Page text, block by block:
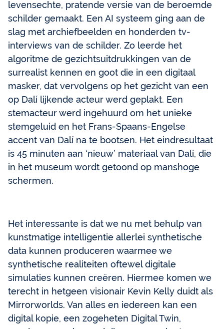
levensechte, pratende versie van de beroemde
schilder gemaakt. Een AI systeem ging aan de
slag met archiefbeelden en honderden tv-
interviews van de schilder. Zo leerde het
algoritme de gezichtsuitdrukkingen van de
surrealist kennen en goot die in een digitaal
masker, dat vervolgens op het gezicht van een
op Dalí lijkende acteur werd geplakt. Een
stemacteur werd ingehuurd om het unieke
stemgeluid en het Frans-Spaans-Engelse
accent van Dalí na te bootsen. Het eindresultaat
is 45 minuten aan ‘nieuw’ materiaal van Dalí, die
in het museum wordt getoond op manshoge
schermen.
Het interessante is dat we nu met behulp van
kunstmatige intelligentie allerlei synthetische
data kunnen produceren waarmee we
synthetische realiteiten oftewel digitale
simulaties kunnen creëren. Hiermee komen we
terecht in hetgeen visionair Kevin Kelly duidt als
Mirrorworlds. Van alles en iedereen kan een
digital kopie, een zogeheten Digital Twin,